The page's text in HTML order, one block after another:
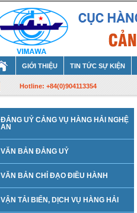
GIỚI THIỆU TIN TỨC SỰ KIỆN
Hotline: +84(0)904113354
ĐẢNG UỶ CẢNG VỤ HÀNG HẢI NGHỆ
AN
VĂN BẢN ĐẢNG UỶ
VĂN BẢN CHỈ ĐẠO ĐIỀU HÀNH
VẬN TẢI BIỂN, DỊCH VỤ HÀNG HẢI